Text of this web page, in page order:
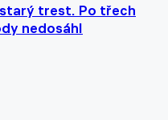
trest. Po třech
nedosáhl